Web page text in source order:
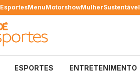
EsportesMenuMotorshowMulherSustentável
ESPORTES ENTRETENIMENTO